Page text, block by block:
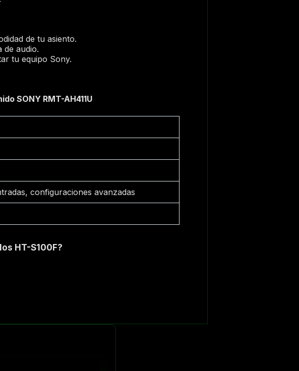
de tu asiento.
de audio.
tu equipo Sony.
SONY RMT-AH411U
configuraciones avanzadas
HT-S100F?